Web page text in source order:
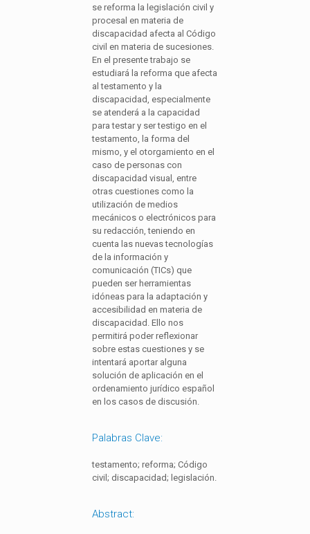
se reforma la legislación civil y
procesal en materia de
discapacidad afecta al Código
civil en materia de sucesiones.
En el presente trabajo se
estudiará la reforma que afecta
al testamento y la
discapacidad, especialmente
se atenderá a la capacidad
para testar y ser testigo en el
testamento, la forma del
mismo, y el otorgamiento en el
caso de personas con
discapacidad visual, entre
otras cuestiones como la
utilización de medios
mecánicos o electrónicos para
su redacción, teniendo en
cuenta las nuevas tecnologías
de la información y
comunicación (TICs) que
pueden ser herramientas
idóneas para la adaptación y
accesibilidad en materia de
discapacidad. Ello nos
permitirá poder reflexionar
sobre estas cuestiones y se
intentará aportar alguna
solución de aplicación en el
ordenamiento jurídico español
en los casos de discusión.
Palabras Clave:
testamento; reforma; Código
civil; discapacidad; legislación.
Abstract: